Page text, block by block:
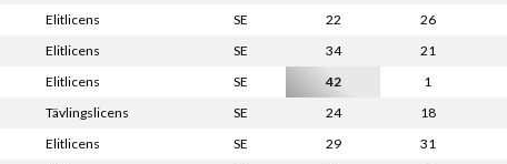
Elitlicens SE 22 26
Elitlicens SE 34 21
Elitlicens SE 42 1
Tävlingslicens SE 24 18
Elitlicens SE 29 31